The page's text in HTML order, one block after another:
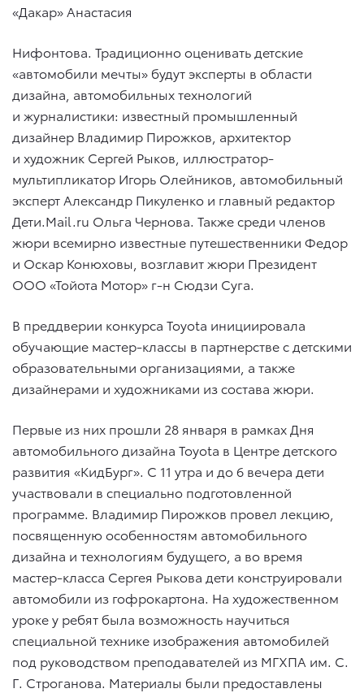
«Дакар» Анастасия
Нифонтова. Традиционно оценивать детские
«автомобили мечты» будут эксперты в области
дизайна, автомобильных технологий
и журналистики: известный промышленный
дизайнер Владимир Пирожков, архитектор
и художник Сергей Рыков, иллюстратор-
мультипликатор Игорь Олейников, автомобильный
эксперт Александр Пикуленко и главный редактор
Дети.Mail.ru Ольга Чернова. Также среди членов
жюри всемирно известные путешественники Федор
и Оскар Конюховы, возглавит жюри Президент
ООО «Тойота Мотор» г-н Сюдзи Суга.
В преддверии конкурса Toyota инициировала
обучающие мастер-классы в партнерстве с детскими
образовательными организациями, а также
дизайнерами и художниками из состава жюри.
Первые из них прошли 28 января в рамках Дня
автомобильного дизайна Toyota в Центре детского
развития «КидБург». С 11 утра и до 6 вечера дети
участвовали в специально подготовленной
программе. Владимир Пирожков провел лекцию,
посвященную особенностям автомобильного
дизайна и технологиям будущего, а во время
мастер-класса Сергея Рыкова дети конструировали
автомобили из гофрокартона. На художественном
уроке у ребят была возможность научиться
специальной технике изображения автомобилей
под руководством преподавателей из МГХПА им. С.
Г. Строганова. Материалы были предоставлены